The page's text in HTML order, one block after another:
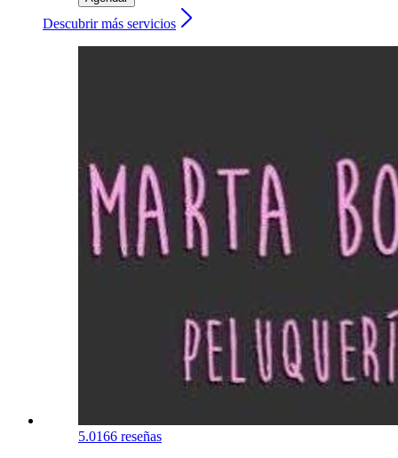
Descubrir más servicios
5.0166 reseñas